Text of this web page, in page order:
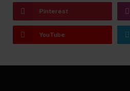
Pinterest
YouTube